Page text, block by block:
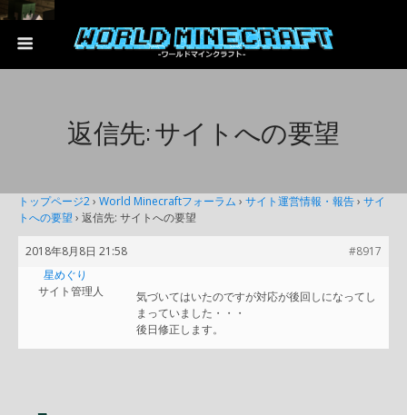
返信先: サイトへの要望
トップページ2› World Minecraftフォーラム › サイト運営情報・報告› サイ
トへの要望 › 返信先: サイトへの要望
2018年8月8日 21:58
#8917
星めぐり
サイト管理人
気づいてはいたのですが対応が後回しになってし
まっていました・・・
後日修正します。